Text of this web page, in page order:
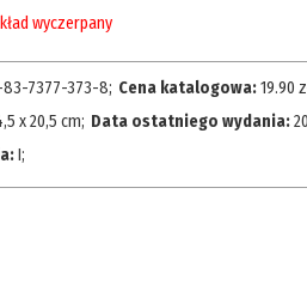
wyczerpany
7377-373-8; Cena katalogowa:19.90
x 20,5 cm; Data ostatniego wydania:
I;